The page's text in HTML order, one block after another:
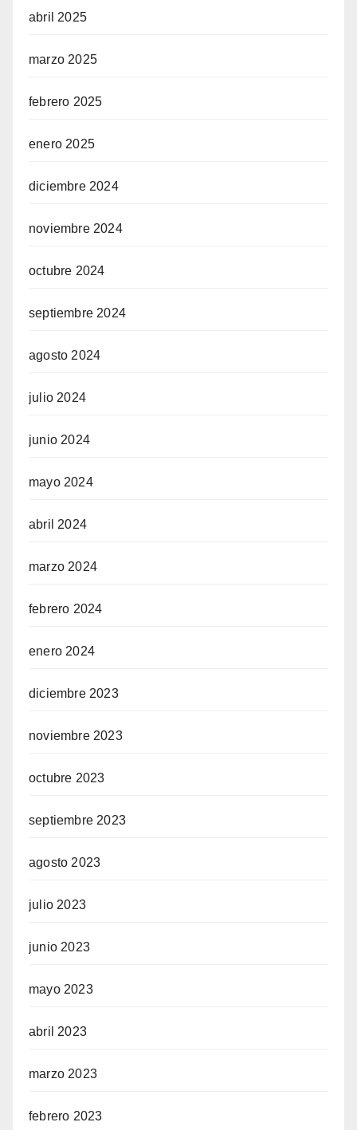
abril 2025
marzo 2025
febrero 2025
enero 2025
diciembre 2024
noviembre 2024
octubre 2024
septiembre 2024
agosto 2024
julio 2024
junio 2024
mayo 2024
abril 2024
marzo 2024
febrero 2024
enero 2024
diciembre 2023
noviembre 2023
octubre 2023
septiembre 2023
agosto 2023
julio 2023
junio 2023
mayo 2023
abril 2023
marzo 2023
febrero 2023